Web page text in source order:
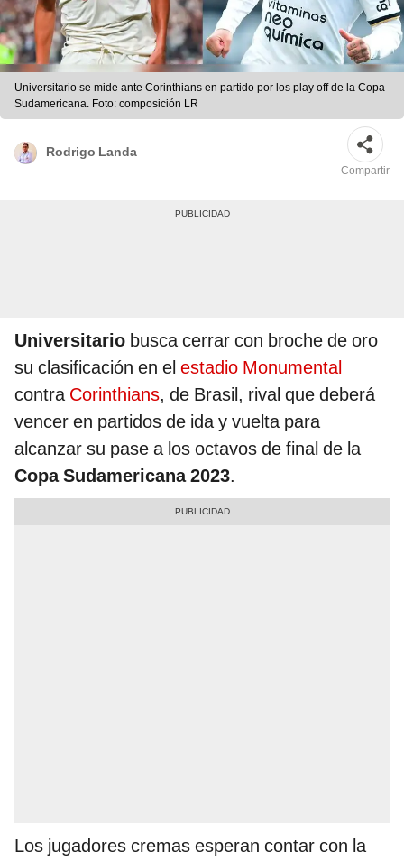
Universitario se mide ante Corinthians en partido por los play off de la Copa
Sudamericana. Foto: composición LR
Rodrigo Landa
Compartir
Universitario busca cerrar con broche de oro
su clasificación en el estadio Monumental
contra Corinthians, de Brasil, rival que deberá
vencer en partidos de ida y vuelta para
alcanzar su pase a los octavos de final de la
Copa Sudamericana 2023.
Los jugadores cremas esperan contar con la